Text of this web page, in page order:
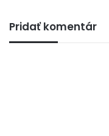
Pridať komentár